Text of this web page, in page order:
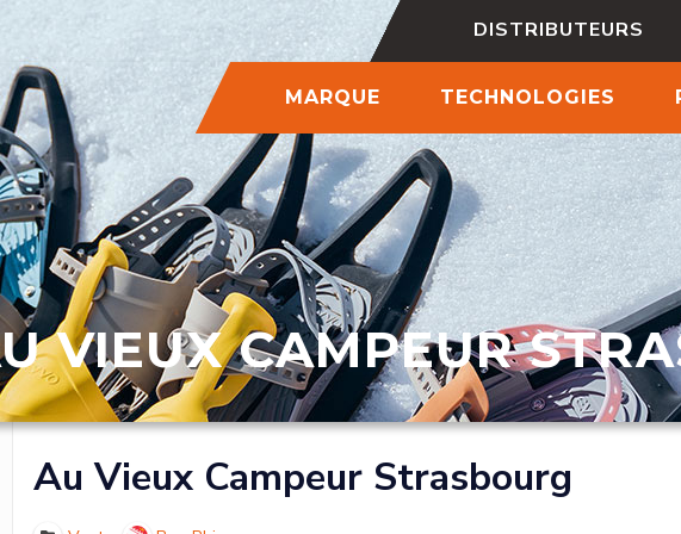
DISTRIBUTEURS
MARQUE TECHNOLOGIES
VIEUX CAMPEUR
Au Vieux Campeur Strasbourg